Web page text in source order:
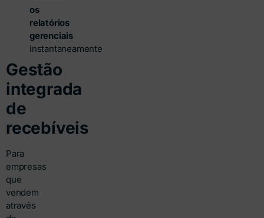
os
relatórios
gerenciais
instantaneamente
Gestão
integrada
de
recebíveis
Para
empresas
que
vendem
através